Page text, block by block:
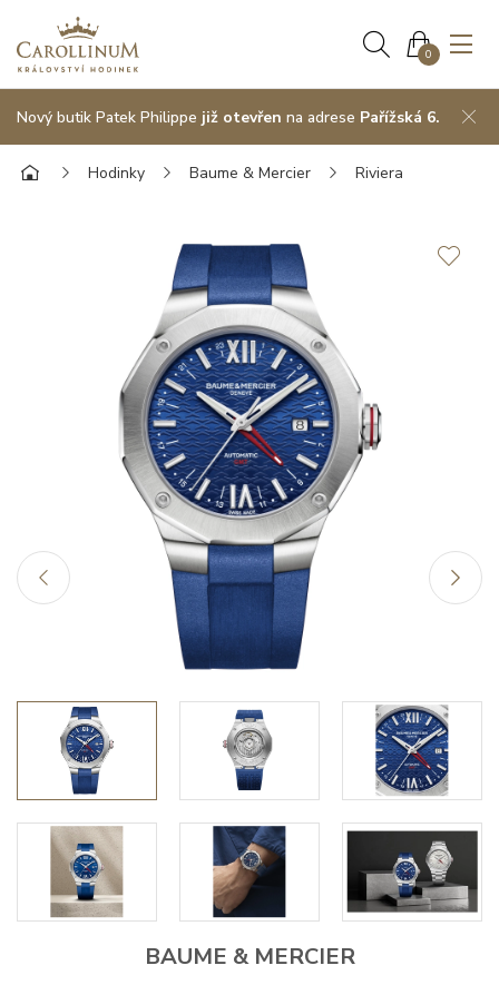
0
Nový butik Patek Philippe již otevřen na adrese Pařížská 6.
Hodinky Baume & Mercier Riviera
BAUME & MERCIER